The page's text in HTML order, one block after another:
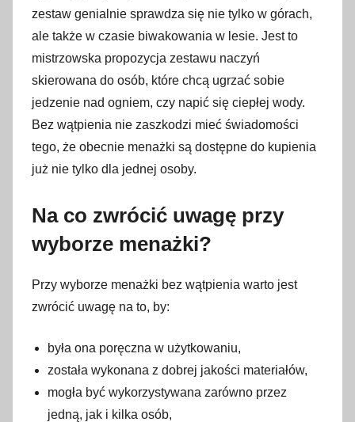
zestaw genialnie sprawdza się nie tylko w górach,
ale także w czasie biwakowania w lesie. Jest to
mistrzowska propozycja zestawu naczyń
skierowana do osób, które chcą ugrzać sobie
jedzenie nad ogniem, czy napić się ciepłej wody.
Bez wątpienia nie zaszkodzi mieć świadomości
tego, że obecnie menażki są dostępne do kupienia
już nie tylko dla jednej osoby.
Na co zwrócić uwagę przy
wyborze menażki?
Przy wyborze menażki bez wątpienia warto jest
zwrócić uwagę na to, by:
była ona poręczna w użytkowaniu,
została wykonana z dobrej jakości materiałów,
mogła być wykorzystywana zarówno przez
jedną, jak i kilka osób,